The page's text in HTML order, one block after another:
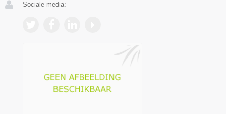
Sociale media: